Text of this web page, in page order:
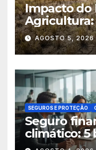
Impacto do
Agricultura:
Críticas
AGOSTO 5, 2026
SEGUROS E PROTEÇÃO
Seguro
climático: 5
essenciais